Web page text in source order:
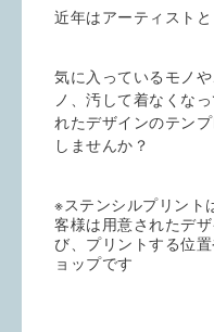
近年はアーティストと
気に入っているモノ
ノ、汚して着なくな
れたデザインのテン
しませんか？
※ステンシルプリント
客様は用意されたデ
び、プリントする位
ョップです